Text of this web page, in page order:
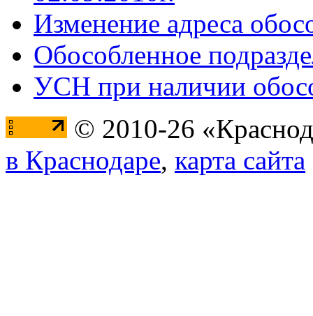
Изменение адреса
Обособленное
УСН при наличии
© 2010-26
в Краснодаре, карта сайта